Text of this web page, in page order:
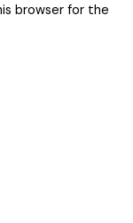
browser for the